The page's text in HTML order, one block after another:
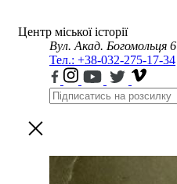
Центр міської історії
Вул. Акад. Богомольця 6
Тел.: +38-032-275-17-34